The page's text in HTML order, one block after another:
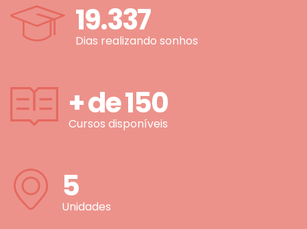
19.337
Dias realizando sonhos
+ de150
Cursos disponíveis
5
Unidades